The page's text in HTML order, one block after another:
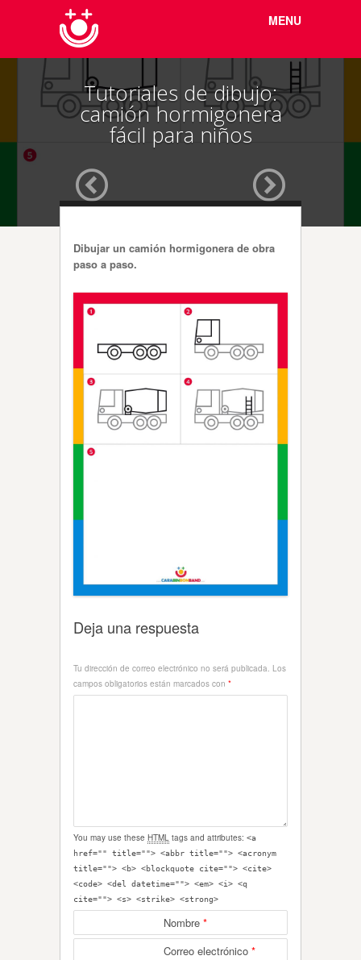
content
MENU
Tutoriales de dibujo:
camión hormigonera
fácil para niños
Dibujar un camión hormigonera de obra
paso a paso.
Deja una respuesta
Tu dirección de correo electrónico no será publicada. Los
campos obligatorios están marcados con *
You may use these HTML tags and attributes: <a
href="" title=""> <abbr title=""> <acronym
title=""> <b> <blockquote cite=""> <cite>
<code> <del datetime=""> <em> <i> <q
cite=""> <s> <strike> <strong>
Nombre *
Correo electrónico *